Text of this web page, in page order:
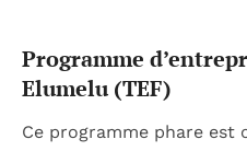
Programme
Elumelu (TEF)
Ce programme phare